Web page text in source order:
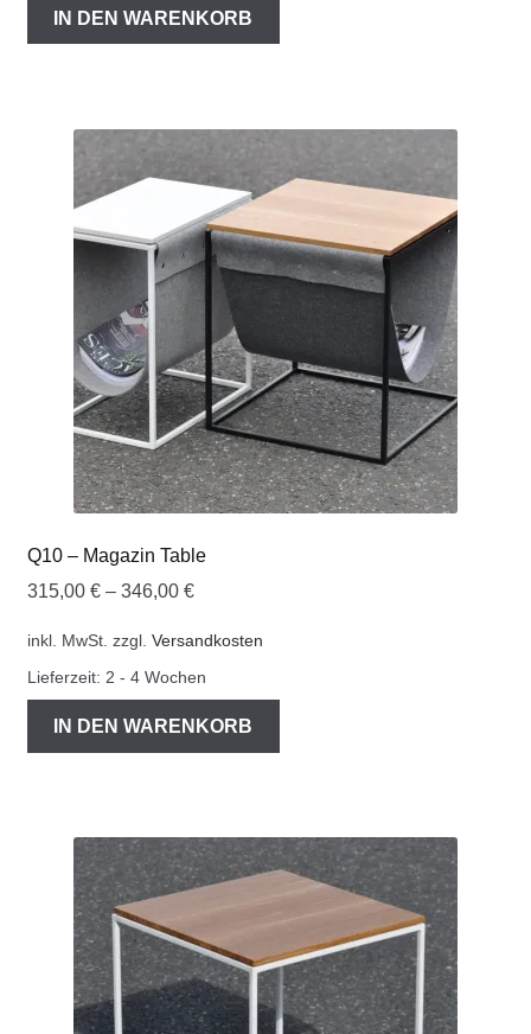
IN DEN WARENKORB
Q10 – Magazin Table
315,00 €– 346,00 €
inkl. MwSt. zzgl. Versandkosten
Lieferzeit: 2 - 4 Wochen
IN DEN WARENKORB